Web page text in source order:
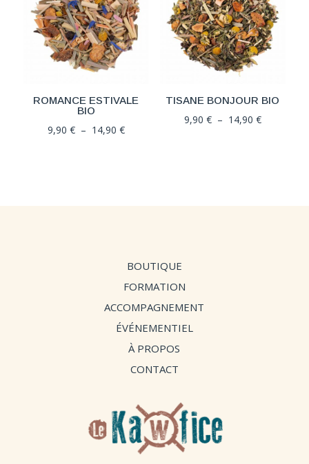
15,90 €
15,90 €
ROMANCE ESTIVALE
BIO
9,90 € – 14,90 €Plage
TISANE BONJOUR BIO
9,90 € – 14,90 €Plage
BOUTIQUE
FORMATION
ACCOMPAGNEMENT
ÉVÉNEMENTIEL
À PROPOS
CONTACT